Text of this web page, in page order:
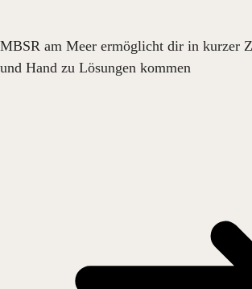
MBSR am Meer ermöglicht dir in kurzer
und Hand zu Lösungen kommen